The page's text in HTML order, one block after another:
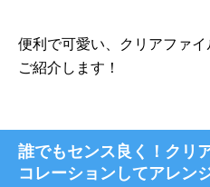
便利で可愛い、クリアファ
ご紹介します！
誰でもセンス良く！クリ
コレーションしてアレン